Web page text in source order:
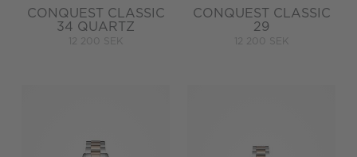
CONQUEST CLASSIC
34 QUARTZ
12 200 SEK
CONQUEST CLASSIC
29
12 200 SEK